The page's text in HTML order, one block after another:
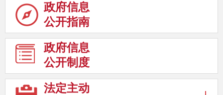
政府信息
公开指南
政府信息
公开制度
法定主动